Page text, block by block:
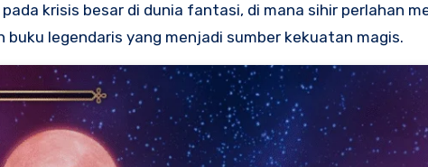
krisis besar di dunia fantasi, di mana sihir perlahan
buku legendaris yang menjadi sumber kekuatan magis.